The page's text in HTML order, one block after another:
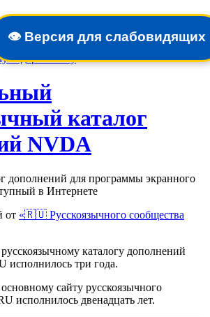
👁️ Версия для слабовидящих
содержимому
каталог
NVDA
дополнений для программы экранного
в Интернете
от «🇷🇺 Русскоязычного сообщества
каталогу дополнений
три года.
сайту русскоязычного
исполнилось двенадцать лет.